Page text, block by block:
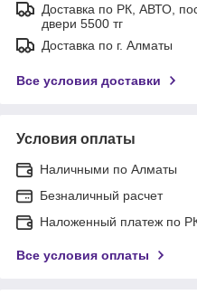
Доставка по РК, АВТО,
двери 5500 тг
Доставка по г. Алматы
Все условия доставки
Условия оплаты
Наличными по Алматы
Безналичный расчет
Наложенный платеж по
Все условия оплаты